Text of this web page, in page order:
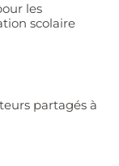
les
scolaire
partagés à